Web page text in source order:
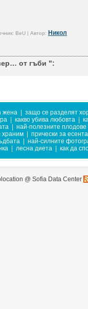
BeU | Автор: Никол
от гъби ":
жена
защо се разделят
какво убива любовта
най-полезните плодове
храним
прически за есента
най-силните
лесна диета как да
@ Sofia Data Center